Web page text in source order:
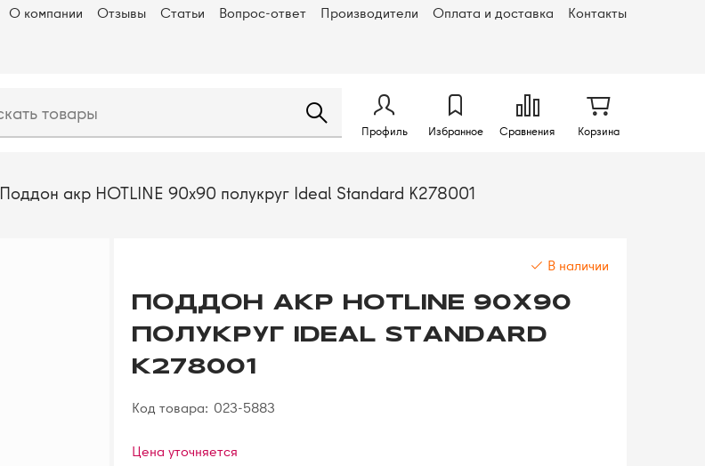
О компании Отзывы Статьи Вопрос-ответ Производители Оплата и доставка Контакты
Профиль Избранное Сравнения Корзина
Поддон акр HOTLINE 90х90 полукруг Ideal Standard K278001
В наличии
ПОДДОН АКР HOTLINE 90Х90
ПОЛУКРУГ IDEAL STANDARD
K278001
Код товара: 023-5883
Цена уточняется